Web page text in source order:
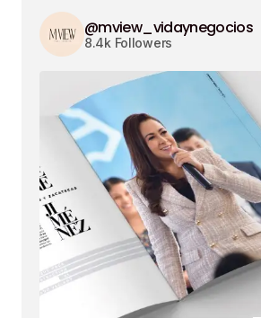
@mview_vidaynegocios
8.4k Followers